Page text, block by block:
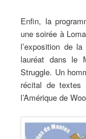
Enfin, la
une soirée à
l’exposition de
lauréat dans le
Struggle. Un
récital de textes
l’Amérique de